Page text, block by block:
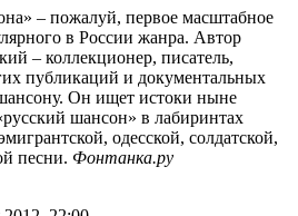
– пожалуй, первое масштабное
в России жанра. Автор
– коллекционер, писатель,
публикаций и документальных
Он ищет истоки ныне
шансон» в лабиринтах
одесской, солдатской,
песни. Фонтанка.ру